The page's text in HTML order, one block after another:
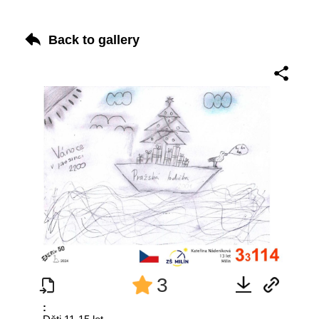
Back to gallery
3
: